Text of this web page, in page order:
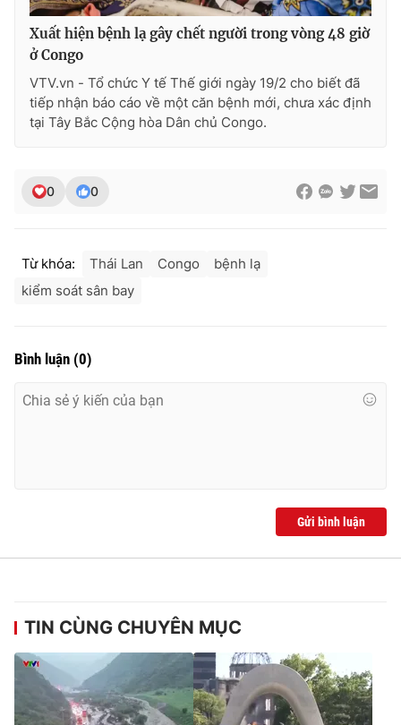
Ðiện thoại Thời báo VTV:024.66 897 897
Email:toasoan@vtv.vn
Liên hệ quảng cáo:
Xuất hiện bệnh lạ gây chết người trong vòng 48 giờ
ở Congo
VTV.vn - Tổ chức Y tế Thế giới ngày 19/2 cho biết đã
tiếp nhận báo cáo về một căn bệnh mới, chưa xác định
tại Tây Bắc Cộng hòa Dân chủ Congo.
0 0
Từ khóa: Thái Lan Congo
bệnh lạ
kiểm soát sân bay
Bình luận (0)
Gửi bình luận
TIN CÙNG CHUYÊN MỤC